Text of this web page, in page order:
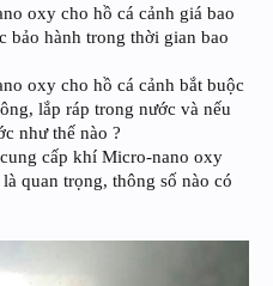
oxy cho hồ cá cảnh giá bao
bảo hành trong thời gian bao
oxy cho hồ cá cảnh bắt buộc
lắp ráp trong nước và nếu
như thế nào ?
cấp khí Micro-nano oxy
quan trọng, thông số nào có